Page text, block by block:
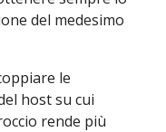
del medesimo
le
host su cui
rende più